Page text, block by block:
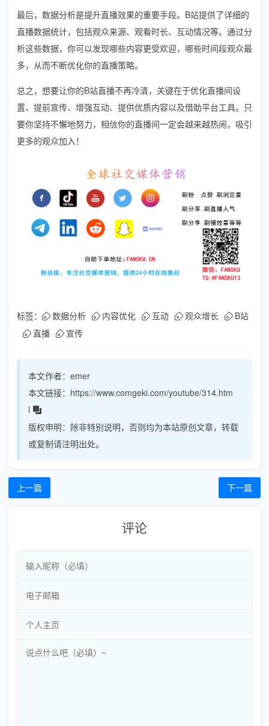
最后，数据分析是提升直播效果的重要手段。B站提供了详细的
直播数据统计，包括观众来源、观看时长、互动情况等。通过分
析这些数据，你可以发现哪些内容更受欢迎，哪些时间段观众最
多，从而不断优化你的直播策略。
总之，想要让你的B站直播不再冷清，关键在于优化直播间设
置、提前宣传、增强互动、提供优质内容以及借助平台工具。只
要你坚持不懈地努力，相信你的直播间一定会越来越热闹，吸引
更多的观众加入！
标签： 数据分析 内容优化 互动 观众增长
B站
直播
宣传
本文作者： emer
本文链接： https://www.comgeki.com/youtube/314.htm
l
版权申明： 除非特别说明，否则均为本站原创文章，转载
或复制请注明出处。
上一篇 下一篇
评论